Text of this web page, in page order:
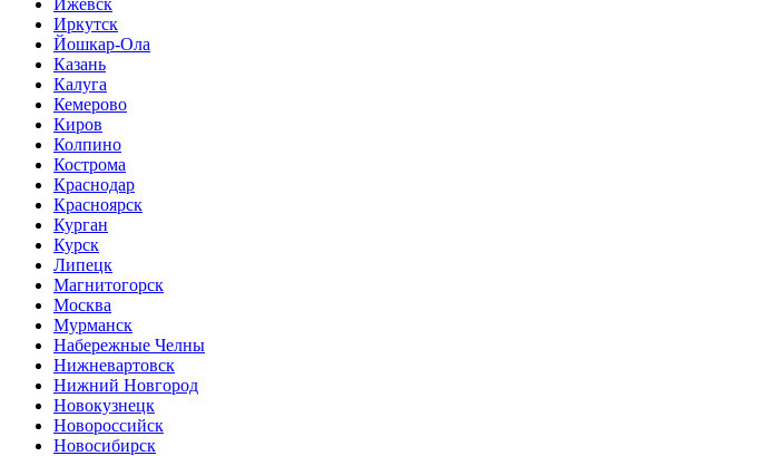
Иркутск
Йошкар-Ола
Казань
Калуга
Кемерово
Киров
Колпино
Кострома
Краснодар
Красноярск
Курган
Курск
Липецк
Магнитогорск
Москва
Мурманск
Набережные Челны
Нижневартовск
Нижний Новгород
Новокузнецк
Новороссийск
Новосибирск